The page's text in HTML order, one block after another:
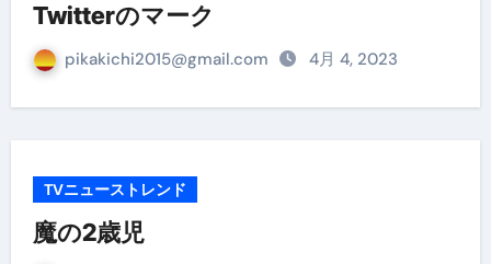
Twitterのマーク
pikakichi2015@gmail.com 4月 4, 2023
TVニューストレンド
魔の2歳児